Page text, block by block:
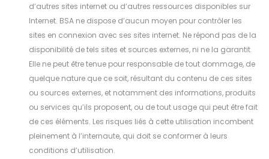
d’autres sites internet ou d’autres ressources disponibles sur
Internet. BSA ne dispose d’aucun moyen pour contrôler les
sites en connexion avec ses sites internet. Ne répond pas de la
disponibilité de tels sites et sources externes, ni ne la garantit.
Elle ne peut être tenue pour responsable de tout dommage, de
quelque nature que ce soit, résultant du contenu de ces sites
ou sources externes, et notamment des informations, produits
ou services qu’ils proposent, ou de tout usage qui peut être fait
de ces éléments. Les risques liés à cette utilisation incombent
pleinement à l’internaute, qui doit se conformer à leurs
conditions d’utilisation.